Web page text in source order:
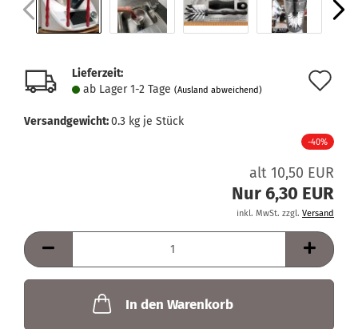
Lieferzeit:
ab Lager 1-2 Tage (Ausland abweichend)
Versandgewicht:0.3 kg je Stück
-40%
alt 10,50 EUR
Nur 6,30 EUR
inkl. MwSt. zzgl. Versand
In den Warenkorb